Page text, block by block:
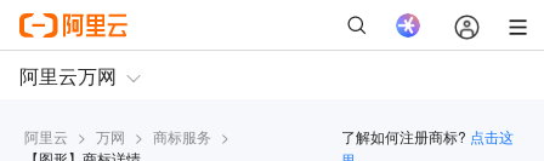
阿里云 > 万网 > 商标服务 >
了解如何注册商标? 点击这